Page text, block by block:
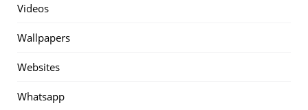
Videos
Wallpapers
Websites
Whatsapp